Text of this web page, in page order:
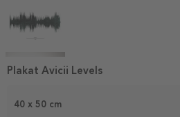
Item
40 x 50 cm
Plakat Avicii Levels